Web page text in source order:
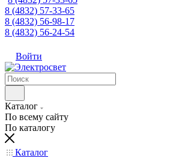
8 (4832) 57-33-65
8 (4832) 56-98-17
8 (4832) 56-24-54
Войти
Каталог
По всему сайту
По каталогу
Каталог